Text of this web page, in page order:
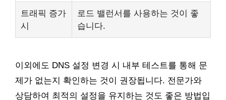
트래픽 증가
시
로드 밸런서를 사용하는 것이 좋
습니다.
이외에도 DNS 설정 변경 시 내부 테스트를 통해 문
제가 없는지 확인하는 것이 권장됩니다. 전문가와
상담하여 최적의 설정을 유지하는 것도 좋은 방법입